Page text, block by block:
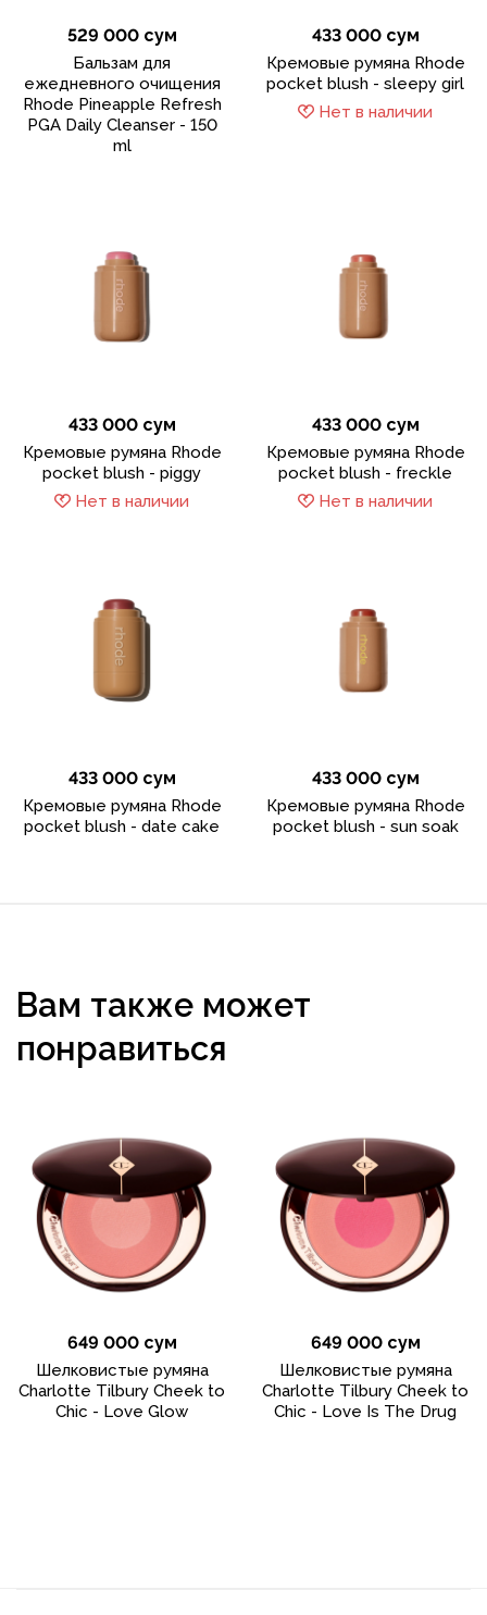
529 000 сум
Бальзам для
ежедневного очищения
Rhode Pineapple Refresh
PGA Daily Cleanser - 150
ml
433 000 сум
Кремовые румяна Rhode
pocket blush - sleepy girl
Нет в наличии
433 000 сум
Кремовые румяна Rhode
pocket blush - piggy
Нет в наличии
433 000 сум
Кремовые румяна Rhode
pocket blush - freckle
Нет в наличии
433 000 сум
Кремовые румяна Rhode
pocket blush - date cake
433 000 сум
Кремовые румяна Rhode
pocket blush - sun soak
Вам также может
понравиться
649 000 сум
Шелковистые румяна
Charlotte Tilbury Cheek to
Chic - Love Glow
649 000 сум
Шелковистые румяна
Charlotte Tilbury Cheek to
Chic - Love Is The Drug